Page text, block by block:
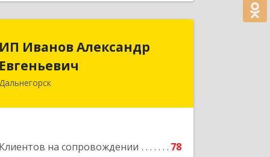
ИП Иванов Александр
Евгеньевич
Дальнегорск
Клиентов на сопровождении
78
Евгеньевич
Подробнее